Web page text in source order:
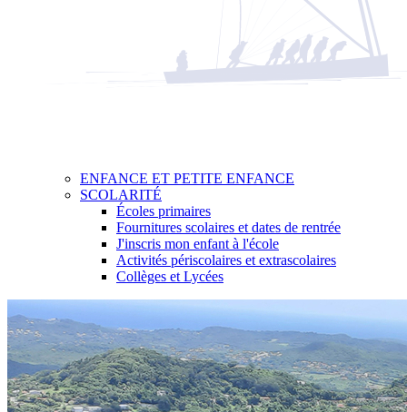
ENFANCE ET PETITE ENFANCE
SCOLARITÉ
Écoles primaires
Fournitures scolaires et dates de rentrée
J'inscris mon enfant à l'école
Activités périscolaires et extrascolaires
Collèges et Lycées